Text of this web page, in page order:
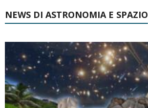
NEWS DI ASTRONOMIA E SPAZIO